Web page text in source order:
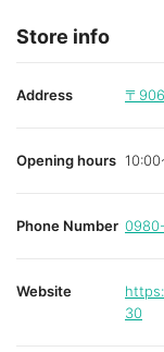
Store info
Address 〒
Opening hours
Phone Number
Website
30